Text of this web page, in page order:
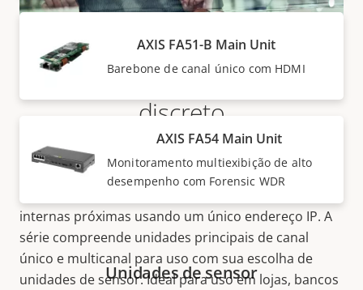
Monitoramento altamente
discreto
A AXIS FA Series é uma série de câmeras modulares
de alto desempenho e preço atraente que permite
internas próximas usando um único endereço IP. A
série compreende unidades principais de canal
único e multicanal para uso com sua escolha de
unidades de sensor. Ideal para uso em lojas, bancos
AXIS FA51-B Main Unit
Barebone de canal único com HDMI
AXIS FA54 Main Unit
Monitoramento multiexibição de alto
desempenho com Forensic WDR
Unidades de sensor